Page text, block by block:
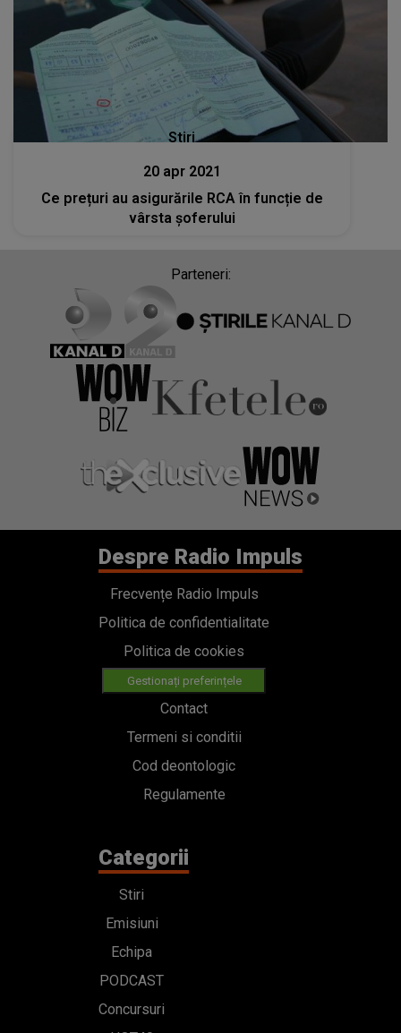
Stiri
20 apr 2021
Ce prețuri au asigurările RCA în funcție de
vârsta șoferului
Parteneri:
Despre Radio Impuls
Frecvențe Radio Impuls
Politica de confidentialitate
Politica de cookies
Gestionați preferințele
Contact
Termeni si conditii
Cod deontologic
Regulamente
Categorii
Stiri
Emisiuni
Echipa
PODCAST
Concursuri